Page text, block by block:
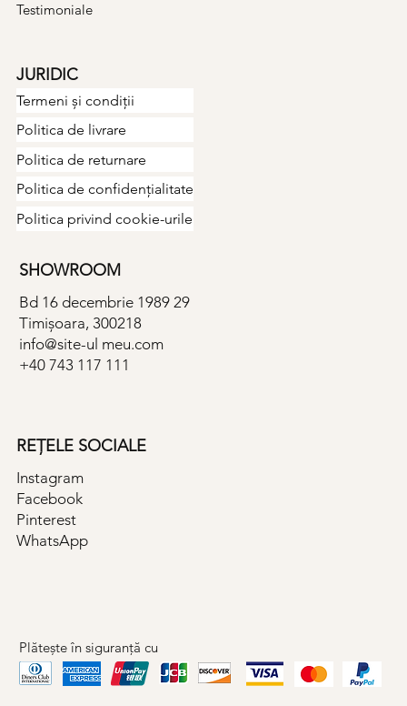
Testimoniale
Termeni și condiții
JURIDIC
Politica de livrare
Politica de returnare
Politica de confidențialitate
Politica privind cookie-urile
SHOWROOM
Bd 16 decembrie 1989 29
Timișoara, 300218
info@site-ul meu.com
+40 743 117 111
REȚELE SOCIALE
Instagram
Facebook
Pinterest
WhatsApp
Plătește în siguranță cu